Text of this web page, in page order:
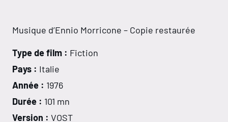
Musique d’Ennio Morricone – Copie restaurée
Type de film : Fiction
Pays : Italie
Année : 1976
Durée : 101 mn
Version : VOST